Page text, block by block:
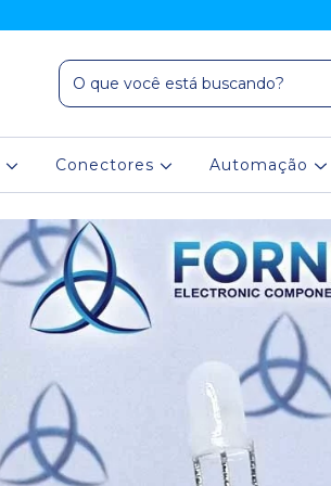
Conectores Automação